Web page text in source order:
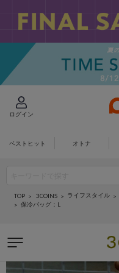
ログイン
ベストヒット オトナ
TOP 3COINS ライフスタイル
保冷バッグ：L